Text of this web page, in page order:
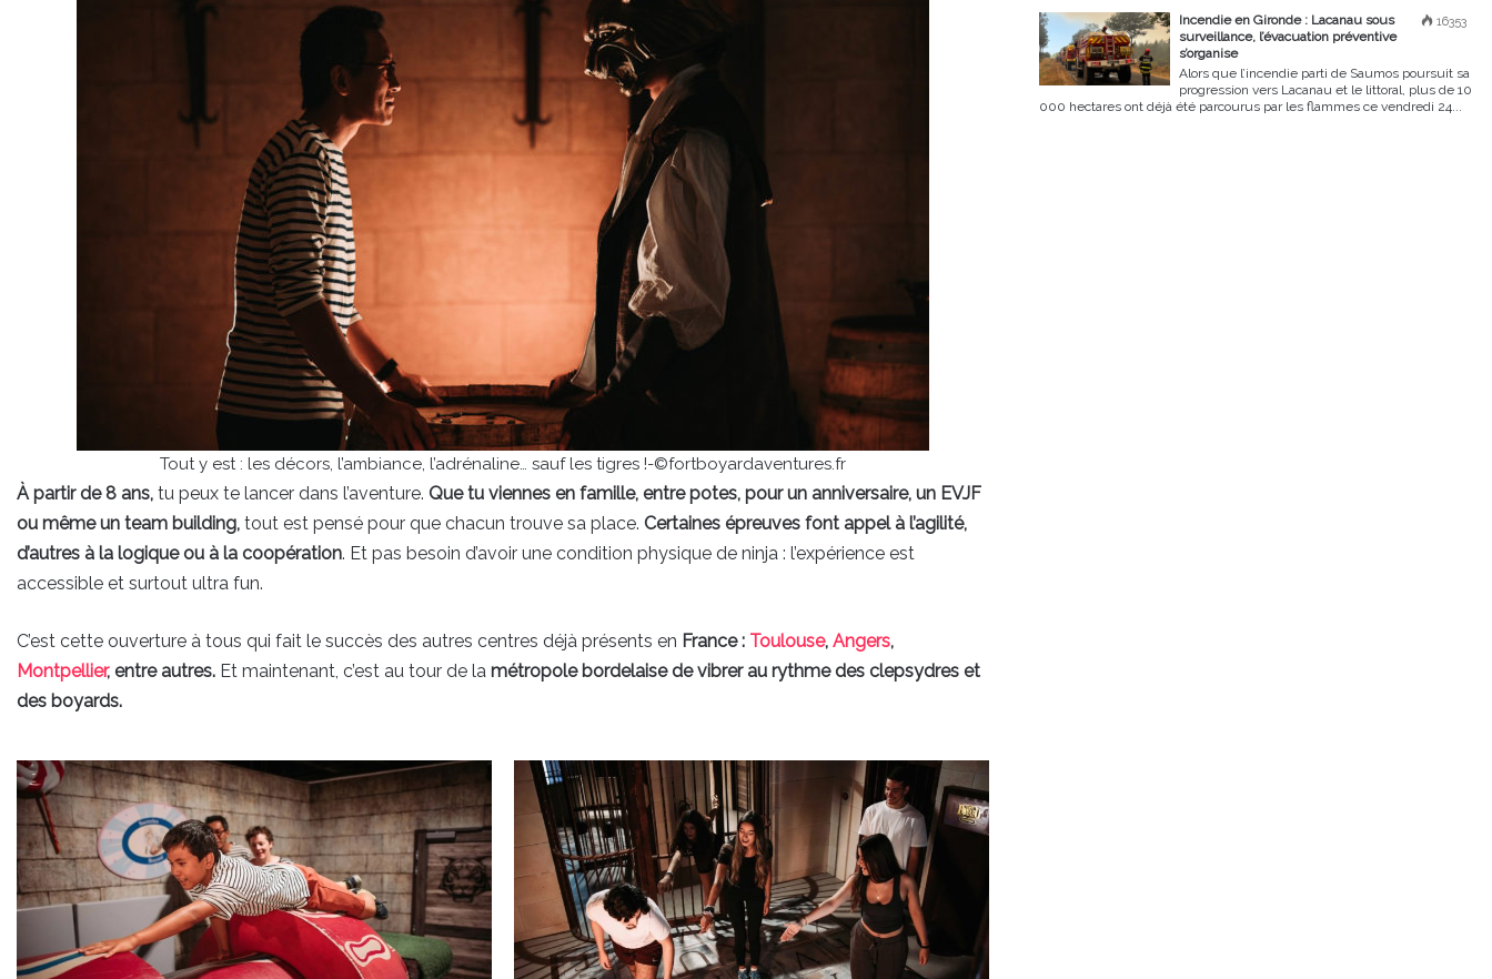
Tout y est : les décors, l’ambiance, l’adrénaline… sauf les tigres !-©fortboyardaventures.fr
À partir de 8 ans, tu peux te lancer dans l’aventure. Que tu viennes en famille, entre potes, pour un anniversaire, un EVJF
ou même un team building, tout est pensé pour que chacun trouve sa place. Certaines épreuves font appel à l’agilité,
d’autres à la logique ou à la coopération. Et pas besoin d’avoir une condition physique de ninja : l’expérience est
accessible et surtout ultra fun.
C’est cette ouverture à tous qui fait le succès des autres centres déjà présents en France : Toulouse, Angers,
Montpellier, entre autres. Et maintenant, c’est au tour de la métropole bordelaise de vibrer au rythme des clepsydres et
des boyards.
16353
Incendie en Gironde : Lacanau sous
surveillance, l’évacuation préventive
s’organise
Alors que l’incendie parti de Saumos poursuit sa
progression vers Lacanau et le littoral, plus de 10
000 hectares ont déjà été parcourus par les flammes ce vendredi 24...